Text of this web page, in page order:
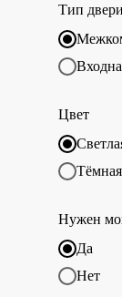
Тип двери
Цвет
Тёмная
Нужен
Да
Нет